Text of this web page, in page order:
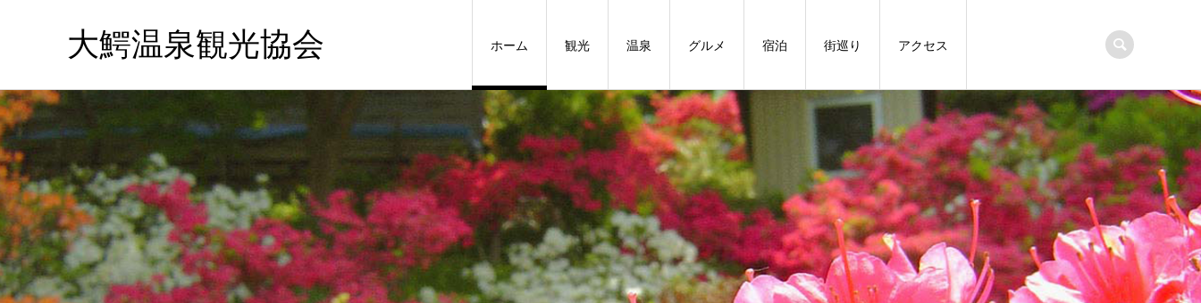
大鰐温泉観光協会 ホーム 観光 温泉 グルメ 宿泊 街巡り アクセス